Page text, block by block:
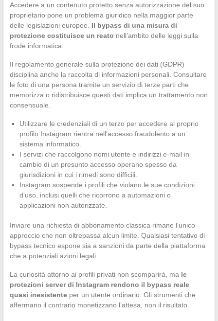
Accedere a un contenuto protetto senza autorizzazione del suo
proprietario pone un problema giuridico nella maggior parte
delle legislazioni europee. Il bypass di una misura di
protezione costituisce un reato nell’ambito delle leggi sulla
frode informatica.
Il regolamento generale sulla protezione dei dati (GDPR)
disciplina anche la raccolta di informazioni personali. Consultare
le foto di una persona tramite un servizio di terze parti che
memorizza o ridistribuisce questi dati implica un trattamento non
consensuale.
Utilizzare le credenziali di un terzo per accedere al proprio
profilo Instagram rientra nell’accesso fraudolento a un
sistema informatico.
I servizi che raccolgono nomi utente e indirizzi e-mail in
cambio di un presunto accesso operano spesso da
giurisdizioni in cui i rimedi sono difficili.
Instagram sospende i profili che violano le sue condizioni
d’uso, inclusi quelli che ricorrono a automazioni o
applicazioni non autorizzate.
Inviare una richiesta di abbonamento classica rimane l’unico
approccio che non oltrepassa alcun limite. Qualsiasi tentativo di
bypass tecnico espone sia a sanzioni da parte della piattaforma
che a potenziali azioni legali.
La curiosità attorno ai profili privati non scomparirà, ma le
protezioni server di Instagram rendono il bypass reale
quasi inesistenteper un utente ordinario. Gli strumenti che
affermano il contrario monetizzano l’attesa, non il risultato.